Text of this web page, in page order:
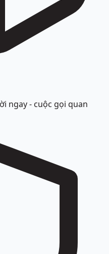
ngay - cuộc gọi quan